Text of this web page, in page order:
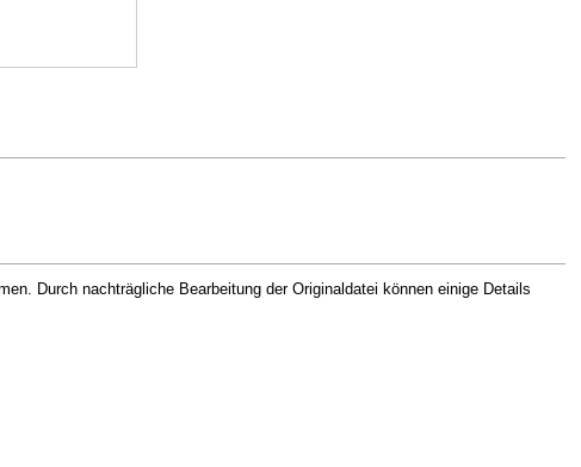
Durch nachträgliche Bearbeitung der Originaldatei können einige Details